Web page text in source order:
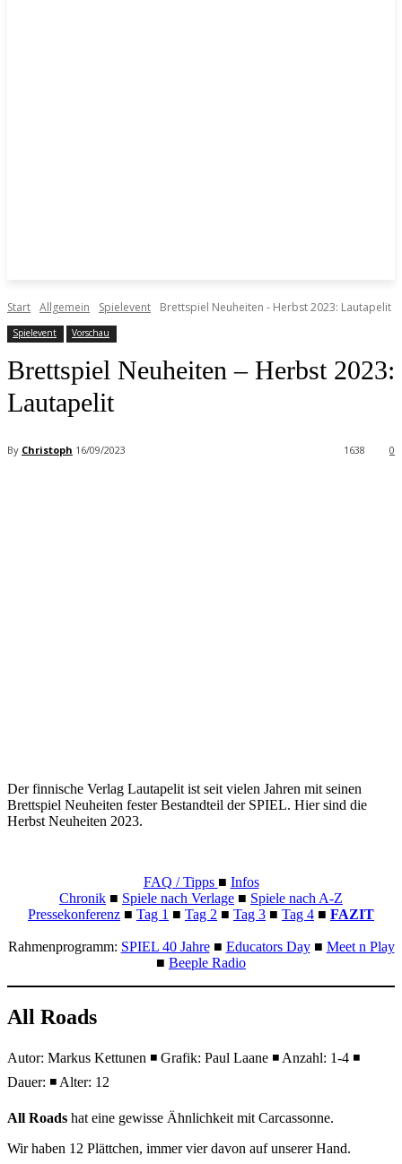
Start Allgemein Spielevent Brettspiel Neuheiten - Herbst 2023: Lautapelit
Spielevent Vorschau
Brettspiel Neuheiten – Herbst 2023:
Lautapelit
By Christoph 16/09/2023 0
1638
Der finnische Verlag Lautapelit ist seit vielen Jahren mit seinen
Brettspiel Neuheiten fester Bestandteil der SPIEL. Hier sind die
Herbst Neuheiten 2023.
FAQ / Tipps ■ Infos
Chronik ■ Spiele nach Verlage ■ Spiele nach A-Z
Pressekonferenz ■ Tag 1 ■ Tag 2 ■ Tag 3 ■ Tag 4 ■ FAZIT
Rahmenprogramm: SPIEL 40 Jahre■ Educators Day■ Meet n Play
■ Beeple Radio
All Roads
Autor: Markus Kettunen ◾ Grafik: Paul Laane ◾ Anzahl: 1-4 ◾
Dauer: ◾ Alter: 12
All Roads hat eine gewisse Ähnlichkeit mit Carcassonne.
Wir haben 12 Plättchen, immer vier davon auf unserer Hand.